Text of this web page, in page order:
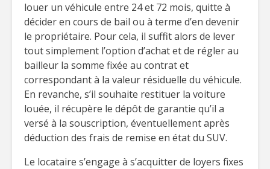
louer un véhicule entre 24 et 72 mois, quitte à
décider en cours de bail ou à terme d’en devenir
le propriétaire. Pour cela, il suffit alors de lever
tout simplement l’option d’achat et de régler au
bailleur la somme fixée au contrat et
correspondant à la valeur résiduelle du véhicule.
En revanche, s’il souhaite restituer la voiture
louée, il récupère le dépôt de garantie qu’il a
versé à la souscription, éventuellement après
déduction des frais de remise en état du SUV.
Le locataire s’engage à s’acquitter de loyers fixes